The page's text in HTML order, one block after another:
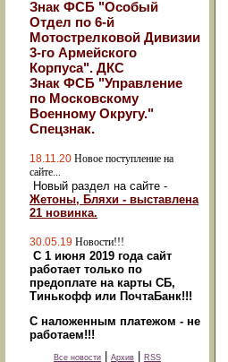
Знак ФСБ "Особый
Отдел по 6-й
Мотострелковой Дивизии
3-го Армейского
Корпуса". ДКС
Знак ФСБ "Управление
по Московскому
Военному Округу."
Спецзнак.
18.11.20 Новое поступление на
сайте...
Новый раздел на сайте -
Жетоны, Бляхи - выставлена
21 новинка.
30.05.19 Новости!!!
С 1 июня 2019 года сайт
работает только по
предоплате на карты СБ,
Тинькофф или ПочтаБанк!!!
С наложенным платежом - не
работаем!!!
Все новости Архив RSS